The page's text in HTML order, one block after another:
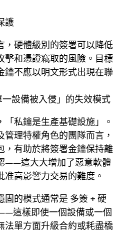
護
，硬體級別的簽署可以降低
擊和憑證竊取的風險。目標
鑰不應以明文形式出現在聯
設備被入侵」的失效模式
私鑰是生產基礎設施」。
理特權角色的團隊而言，
，有助於將簽署金鑰保持離
——這大大增加了惡意軟體
高影響力交易的難度。
固的模式通常是 多簽 + 硬
這樣即使一個設備或一個
法單方面升級合約或耗盡橋